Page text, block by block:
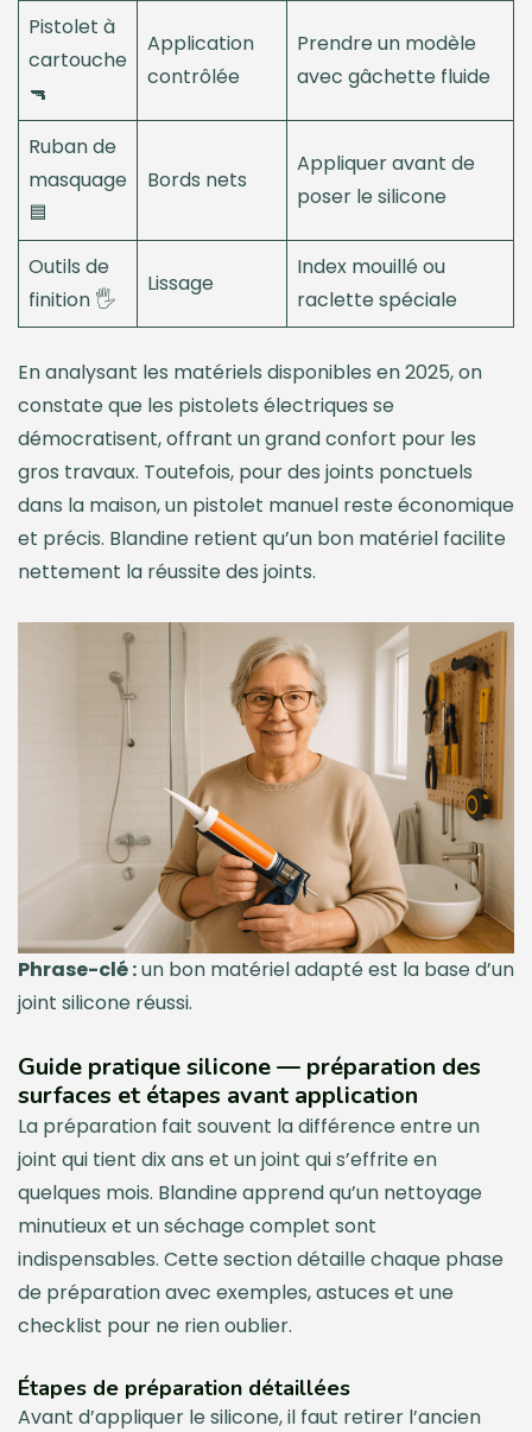
Pistolet à
cartouche
🔫
Application
contrôlée
Prendre un modèle
avec gâchette fluide
Ruban de
masquage
🟦
Bords nets
Appliquer avant de
poser le silicone
Outils de
finition 🖐️
Lissage
Index mouillé ou
raclette spéciale
En analysant les matériels disponibles en 2025, on
constate que les pistolets électriques se
démocratisent, offrant un grand confort pour les
gros travaux. Toutefois, pour des joints ponctuels
dans la maison, un pistolet manuel reste économique
et précis. Blandine retient qu’un bon matériel facilite
nettement la réussite des joints.
Phrase-clé :un bon matériel adapté est la base d’un
joint silicone réussi.
Guide pratique silicone — préparation des
surfaces et étapes avant application
La préparation fait souvent la différence entre un
joint qui tient dix ans et un joint qui s’effrite en
quelques mois. Blandine apprend qu’un nettoyage
minutieux et un séchage complet sont
indispensables. Cette section détaille chaque phase
de préparation avec exemples, astuces et une
checklist pour ne rien oublier.
Étapes de préparation détaillées
Avant d’appliquer le silicone, il faut retirer l’ancien